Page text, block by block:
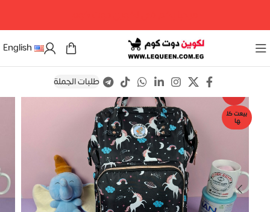
English
طلبات الجملة
بيعت كل
ها